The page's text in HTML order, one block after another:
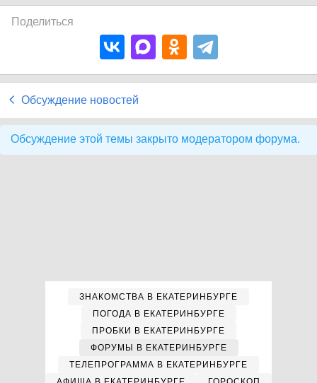
Поделиться
Обсуждение новостей
Обсуждение этой темы закрыто модератором форума.
ЗНАКОМСТВА В ЕКАТЕРИНБУРГЕ
ПОГОДА В ЕКАТЕРИНБУРГЕ
ПРОБКИ В ЕКАТЕРИНБУРГЕ
ФОРУМЫ В ЕКАТЕРИНБУРГЕ
ТЕЛЕПРОГРАММА В ЕКАТЕРИНБУРГЕ